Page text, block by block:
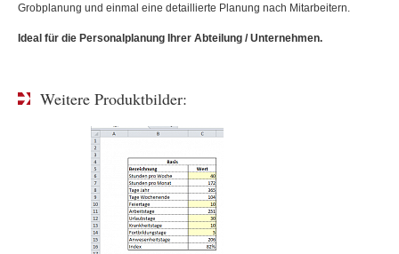
Grobplanung und einmal eine detaillierte Planung nach Mitarbeitern.
Ideal für die Personalplanung Ihrer Abteilung / Unternehmen.
Weitere Produktbilder: